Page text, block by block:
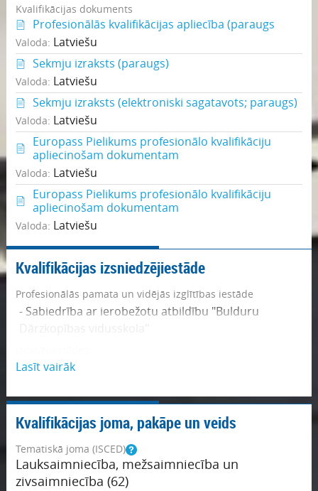
Kvalifikācijas dokuments
Profesionālās kvalifikācijas apliecība (paraugs
Valoda: Latviešu
Sekmju izraksts (paraugs)
Valoda: Latviešu
Sekmju izraksts (elektroniski sagatavots; paraugs)
Valoda: Latviešu
Europass Pielikums profesionālo kvalifikāciju
apliecinošam dokumentam
Valoda: Latviešu
Europass Pielikums profesionālo kvalifikāciju
apliecinošam dokumentam
Valoda: Latviešu
Kvalifikācijas izsniedzējiestāde
Profesionālās pamata un vidējās izglītības iestāde
- Sabiedrība ar ierobežotu atbildību "Bulduru
- Sabiedrība ar ierobežotu atbildību Bulduru
Samazināt
Lasīt vairāk
Kvalifikācijas joma, pakāpe un veids
Tematiskā joma (ISCED)
Lauksaimniecība, mežsaimniecība un
zivsaimniecība (62)